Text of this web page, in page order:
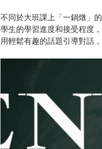
不同於大班課上「一鍋燉」
學生的學習進度和接受程度
用輕鬆有趣的話題引導對話